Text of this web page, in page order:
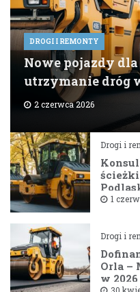
DROGI I REMONTY
Nowe pojazdy
utrzymanie dróg
2 czerwca 2026
Drogi i
1
Drogi i
Orla –
w